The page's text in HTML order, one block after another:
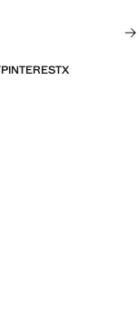
PINTERESTX